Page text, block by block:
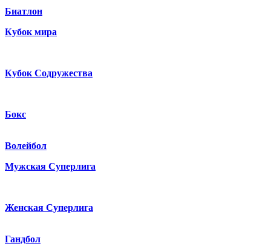
Биатлон
Кубок мира
Кубок Содружества
Бокс
Волейбол
Мужская Суперлига
Женская Суперлига
Гандбол